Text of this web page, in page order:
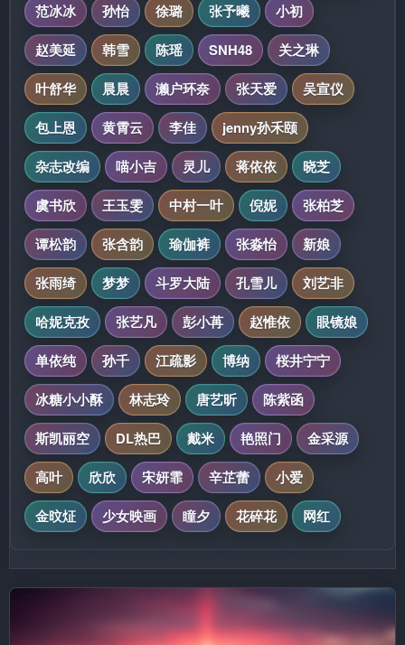
范冰冰
孙怡 徐璐 张予曦
小初
赵美延
韩雪 陈瑶 SNH48
关之琳
叶舒华
晨晨 濑户环奈 张天爱
吴宣仪
包上恩
黄霄云 李佳
jenny孙禾颐
杂志改编
喵小吉 灵儿 蒋依依
晓芝
虞书欣
王玉雯 中村一叶 倪妮
张柏芝
谭松韵
张含韵 瑜伽裤 张淼怡
新娘
张雨绮
梦梦 斗罗大陆 孔雪儿
刘艺非
哈妮克孜
张艺凡 彭小苒 赵惟依
眼镜娘
单依纯
孙千 江疏影 博纳
桜井宁宁
冰糖小小酥
林志玲 唐艺昕
陈紫函
斯凯丽空
DL热巴 戴米 艳照门
金采源
高叶
欣欣 宋妍霏 辛芷蕾
小爱
金旼炡
少女映画 瞳夕 花碎花 网红